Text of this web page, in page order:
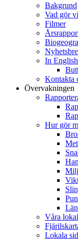
Bakgrund
Vad gör vi
Filmer
In English
Kontakta
Övervakningen
Hur gör
Våra
Lokala